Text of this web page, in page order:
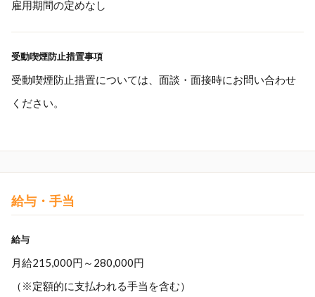
雇用期間の定めなし
受動喫煙防止措置事項
受動喫煙防止措置については、面談・面接時にお問い合わせ
ください。
給与・手当
給与
月給215,000円～280,000円
（※定額的に支払われる手当を含む）